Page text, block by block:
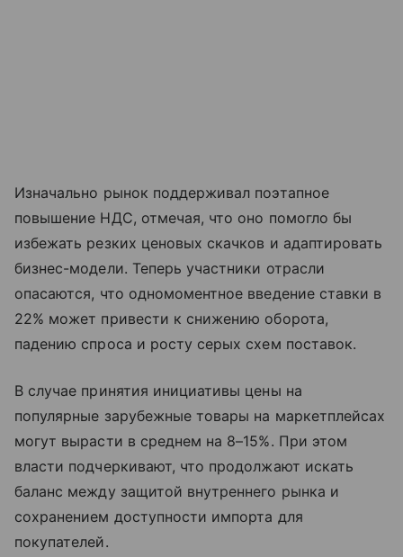
Изначально рынок поддерживал поэтапное
повышение НДС, отмечая, что оно помогло бы
избежать резких ценовых скачков и адаптировать
бизнес-модели. Теперь участники отрасли
опасаются, что одномоментное введение ставки в
22% может привести к снижению оборота,
падению спроса и росту серых схем поставок.
В случае принятия инициативы цены на
популярные зарубежные товары на маркетплейсах
могут вырасти в среднем на 8–15%. При этом
власти подчеркивают, что продолжают искать
баланс между защитой внутреннего рынка и
сохранением доступности импорта для
покупателей.